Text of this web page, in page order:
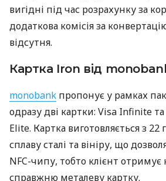
вигідні під час розрахунку за
додаткова комісія за
відсутня.
Картка Iron від
monobank пропонує у рамках
одразу дві картки: Visa Infinite
Elite. Картка виготовляється з 22
сплаву сталі та вініру, що
NFC-чипу, тобто клієнт отримує
справжню металеву картку.